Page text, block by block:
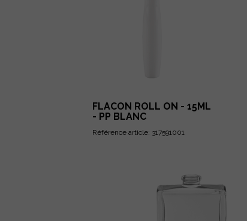
FLACON ROLL ON - 15ML
- PP BLANC
Référence article: 317591001